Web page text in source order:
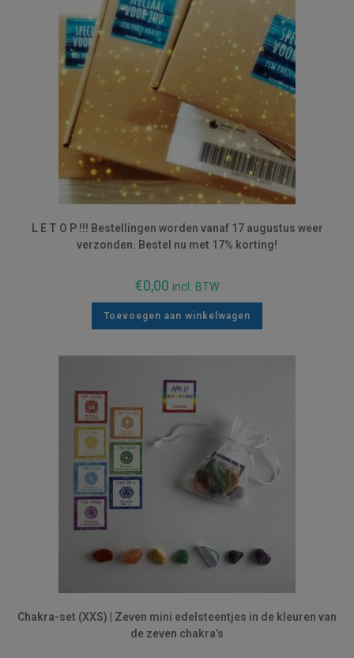
L E T O P !!! Bestellingen worden vanaf 17 augustus weer
verzonden. Bestel nu met 17% korting!
€0,00 incl. BTW
Toevoegen aan winkelwagen
Chakra-set (XXS) | Zeven mini edelsteentjes in de kleuren van
de zeven chakra’s